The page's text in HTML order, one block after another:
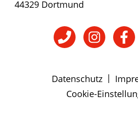
44329 Dortmund
Datenschutz |
Cookie-